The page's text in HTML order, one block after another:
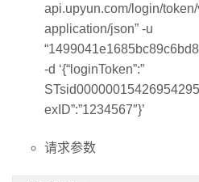
api.upyun.com/login/
application/json” -u
-d ‘{“loginToken”:”
exID”:”1234567″}’
请求参数